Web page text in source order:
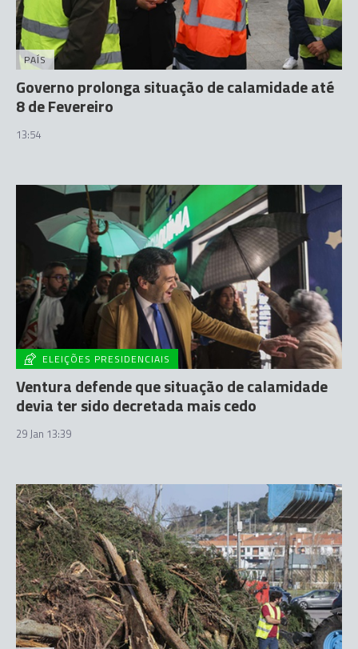
PAÍS
Governo prolonga situação de calamidade até
8 de Fevereiro
13:54
ELEIÇÕES PRESIDENCIAIS
Ventura defende que situação de calamidade
devia ter sido decretada mais cedo
29 Jan 13:39